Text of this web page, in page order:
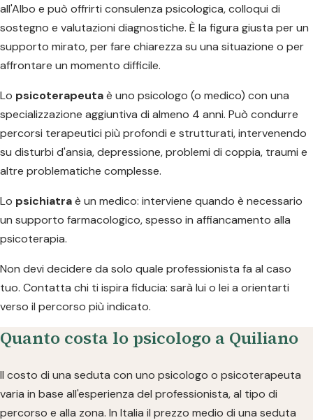
all'Albo e può offrirti consulenza psicologica, colloqui di
sostegno e valutazioni diagnostiche. È la figura giusta per un
supporto mirato, per fare chiarezza su una situazione o per
affrontare un momento difficile.
Lo psicoterapeutaè uno psicologo (o medico) con una
specializzazione aggiuntiva di almeno 4 anni. Può condurre
percorsi terapeutici più profondi e strutturati, intervenendo
su disturbi d'ansia, depressione, problemi di coppia, traumi e
altre problematiche complesse.
Lo psichiatraè un medico: interviene quando è necessario
un supporto farmacologico, spesso in affiancamento alla
psicoterapia.
Non devi decidere da solo quale professionista fa al caso
tuo. Contatta chi ti ispira fiducia: sarà lui o lei a orientarti
verso il percorso più indicato.
Quanto costa lo psicologo a Quiliano
Il costo di una seduta con uno psicologo o psicoterapeuta
varia in base all'esperienza del professionista, al tipo di
percorso e alla zona. In Italia il prezzo medio di una seduta